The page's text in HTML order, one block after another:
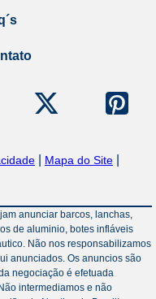
Mapa do Site
anunciar barcos, lanchas,
de aluminio, botes infláveis
Não nos responsabilizamos
anunciados. Os anuncios são
negociação é efetuada
intermediamos e não